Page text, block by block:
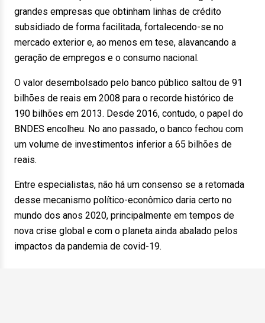
grandes empresas que obtinham linhas de crédito
subsidiado de forma facilitada, fortalecendo-se no
mercado exterior e, ao menos em tese, alavancando a
geração de empregos e o consumo nacional.
O valor desembolsado pelo banco público saltou de 91
bilhões de reais em 2008 para o recorde histórico de
190 bilhões em 2013. Desde 2016, contudo, o papel do
BNDES encolheu. No ano passado, o banco fechou com
um volume de investimentos inferior a 65 bilhões de
reais.
Entre especialistas, não há um consenso se a retomada
desse mecanismo político-econômico daria certo no
mundo dos anos 2020, principalmente em tempos de
nova crise global e com o planeta ainda abalado pelos
impactos da pandemia de covid-19.